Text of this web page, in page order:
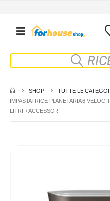
SHOP TUTTE LE
IMPASTATRICE PLANETARIA 6
LITRI + ACCESSORI